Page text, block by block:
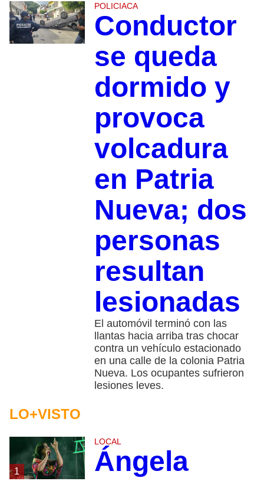
POLICIACA
Conductor
se queda
dormido y
provoca
volcadura
en Patria
Nueva; dos
personas
resultan
lesionadas
El automóvil terminó con las
llantas hacia arriba tras chocar
contra un vehículo estacionado
en una calle de la colonia Patria
Nueva. Los ocupantes sufrieron
lesiones leves.
LO+VISTO
1
LOCAL
Ángela